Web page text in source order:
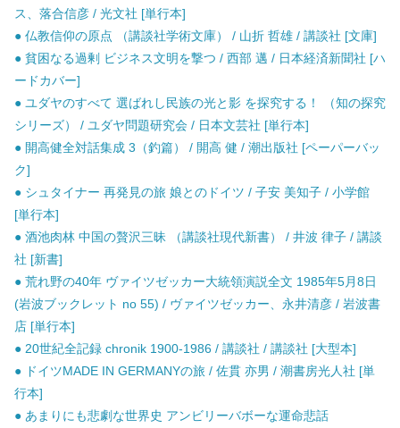
ス、落合信彦 / 光文社 [単行本]
● 仏教信仰の原点 （講談社学術文庫） / 山折 哲雄 / 講談社 [文庫]
● 貧困なる過剰 ビジネス文明を撃つ / 西部 邁 / 日本経済新聞社 [ハ
ードカバー]
● ユダヤのすべて 選ばれし民族の光と影 を探究する！ （知の探究
シリーズ） / ユダヤ問題研究会 / 日本文芸社 [単行本]
● 開高健全対話集成 3（釣篇） / 開高 健 / 潮出版社 [ペーパーバッ
ク]
● シュタイナー 再発見の旅 娘とのドイツ / 子安 美知子 / 小学館
[単行本]
● 酒池肉林 中国の贅沢三昧 （講談社現代新書） / 井波 律子 / 講談
社 [新書]
● 荒れ野の40年 ヴァイツゼッカー大統領演説全文 1985年5月8日
(岩波ブックレット no 55) / ヴァイツゼッカー、永井清彦 / 岩波書
店 [単行本]
● 20世紀全記録 chronik 1900-1986 / 講談社 / 講談社 [大型本]
● ドイツMADE IN GERMANYの旅 / 佐貫 亦男 / 潮書房光人社 [単
行本]
● あまりにも悲劇な世界史 アンビリーバボーな運命悲話